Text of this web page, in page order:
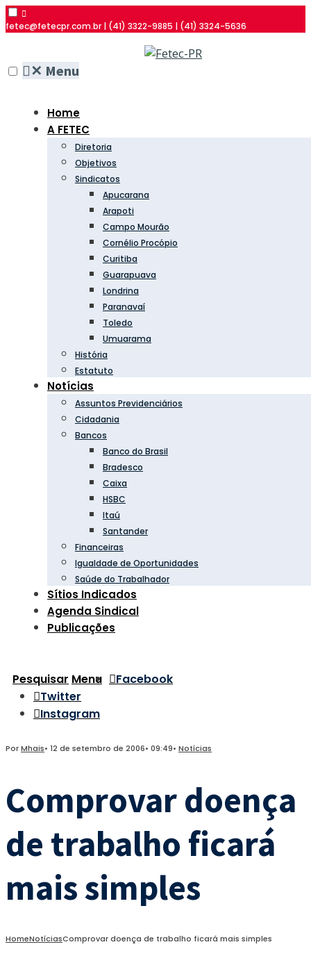
fetec@fetecpr.com.br | (41) 3322-9885 | (41) 3324-5636
✕ Menu
Home
A FETEC
Diretoria
Objetivos
Sindicatos
Apucarana
Arapoti
Campo Mourão
Cornélio Procópio
Curitiba
Guarapuava
Londrina
Paranavaí
Toledo
Umuarama
História
Estatuto
Notícias
Assuntos Previdenciários
Cidadania
Bancos
Banco do Brasil
Bradesco
Caixa
HSBC
Itaú
Santander
Financeiras
Igualdade de Oportunidades
Saúde do Trabalhador
Sítios Indicados
Agenda Sindical
Publicações
Pesquisar Menu
Facebook
Twitter
Instagram
PorMhais• 12 de setembro de 2006• 09:49• Notícias
Comprovar doença
de trabalho ficará
mais simples
HomeNotíciasComprovar doença de trabalho ficará mais simples